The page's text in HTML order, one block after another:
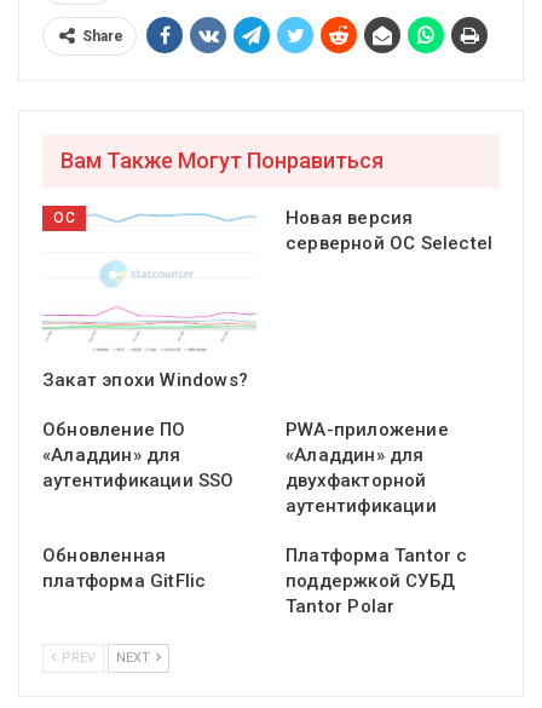
Share
Вам Также Могут Понравиться
ОС
Закат эпохи Windows?
Новая версия
серверной ОС Selectel
Обновление ПО
«Аладдин» для
аутентификации SSO
PWA-приложение
«Аладдин» для
двухфакторной
аутентификации
Обновленная
платформа GitFlic
Платформа Tantor с
поддержкой СУБД
Tantor Polar
PREV NEXT